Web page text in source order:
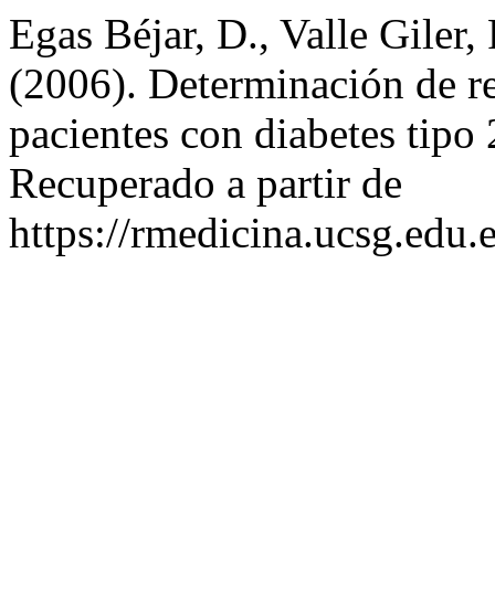
Egas Béjar, D., Valle
(2006). Determinación de
pacientes con diabetes
Recuperado a partir de
https://